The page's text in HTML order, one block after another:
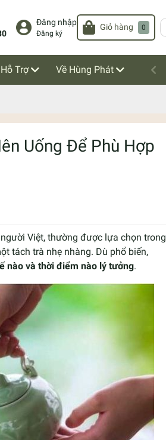
Đăng nhập
Đăng ký
Giỏ hàng 0
Hỗ Trợ Về Hùng Phát
Uống Để Phù Hợp
Việt, thường được lựa chọn trong
tách trà nhẹ nhàng. Dù phổ biến,
nào và thời điểm nào lý tưởng.